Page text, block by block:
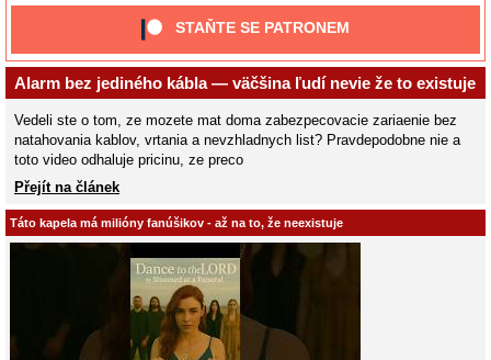
STAŇTE SE PATRONEM
Alarm bez jediného kábla — väčšina ľudí nevie že to existuje
Vedeli ste o tom, ze mozete mat doma zabezpecovacie zariaenie bez
natahovania kablov, vrtania a nevzhladnych list? Pravdepodobne nie a
toto video odhaluje pricinu, ze preco
Přejít na článek
Táto kapela má milióny fanúšikov - až na to, že neexistuje